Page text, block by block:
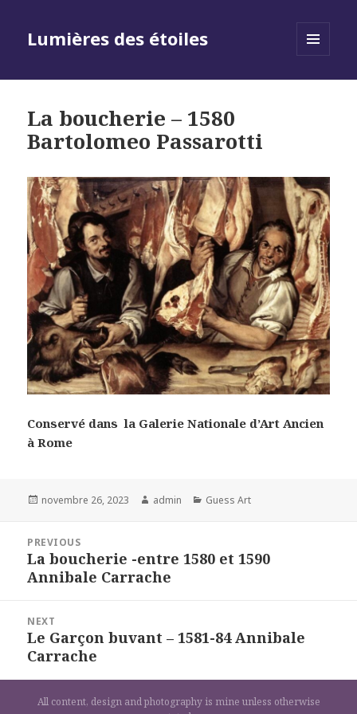
Lumières des étoiles
La boucherie – 1580
Bartolomeo Passarotti
Conservé dans la Galerie Nationale d’Art Ancien
à Rome
Posted
novembre 26, 2023 Author
admin Categories
Guess Art
l’article
PREVIOUS
Previous
post:
La boucherie -entre 1580 et 1590
Annibale Carrache
NEXT
Next
post:
Le Garçon buvant – 1581-84 Annibale
Carrache
All content, design and photography is mine unless otherwise